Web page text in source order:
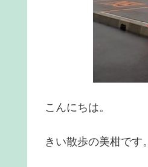
こんにちは。
きい散歩の美柑です。